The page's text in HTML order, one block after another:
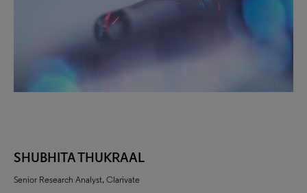
SHUBHITA THUKRAAL
Senior Research Analyst, Clarivate